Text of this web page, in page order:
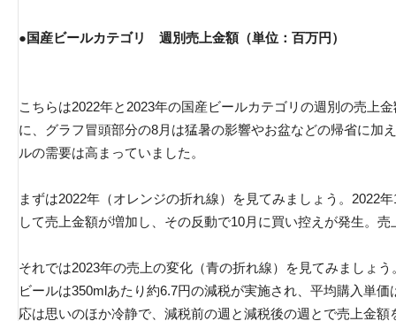
●国産ビールカテゴリ 週別売上金額（単位：百万円）
こちらは2022年と2023年の国産ビールカテゴリの週別の売上
に、グラフ冒頭部分の8月は猛暑の影響やお盆などの帰省に加
ルの需要は高まっていました。
まずは2022年（オレンジの折れ線）を見てみましょう。2022
して売上金額が増加し、その反動で10月に買い控えが発生。
それでは2023年の売上の変化（青の折れ線）を見てみましょ
ビールは350mlあたり約6.7円の減税が実施され、平均購入単
応は思いのほか冷静で、減税前の週と減税後の週とで売上金